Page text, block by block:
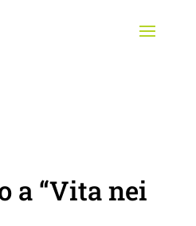
a “Vita nei